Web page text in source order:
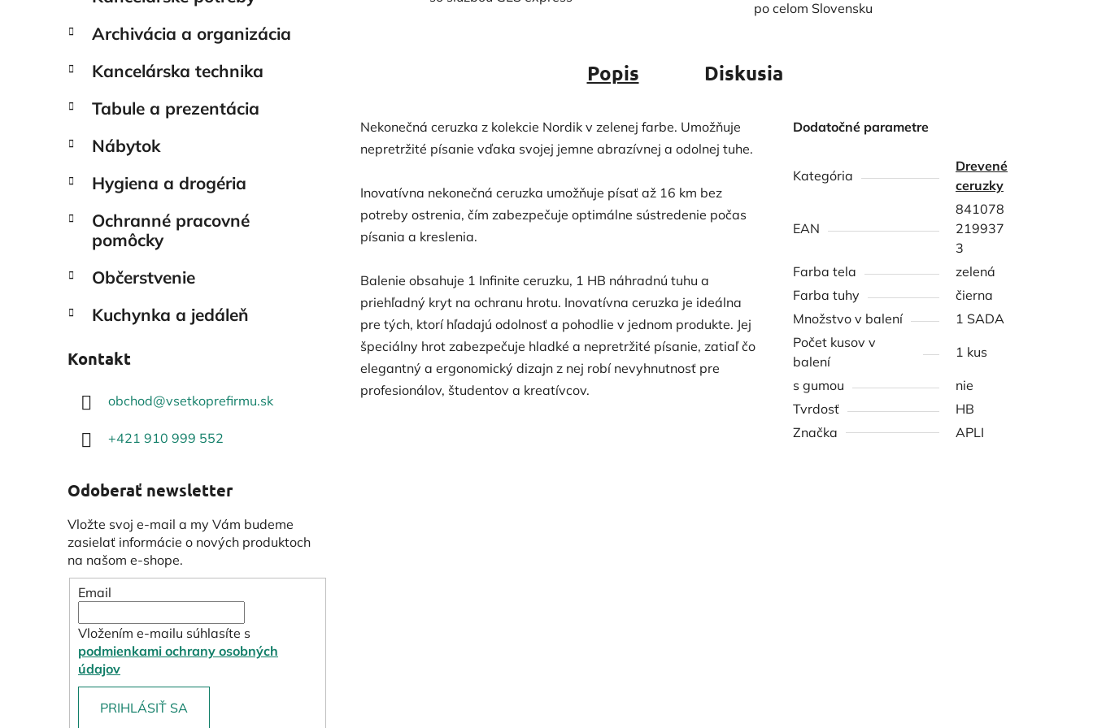
Archivácia a organizácia
Kancelárska technika
Tabule a prezentácia
Nábytok
Hygiena a drogéria
Ochranné pracovné
pomôcky
Občerstvenie
Kuchynka a jedáleň
Kontakt
obchod@vsetkoprefirmu.sk
+421 910 999 552
Odoberať newsletter
Vložte svoj e-mail a my Vám budeme
zasielať informácie o nových produktoch
na našom e-shope.
Email
Vložením e-mailu súhlasíte s
podmienkami ochrany osobných
údajov
PRIHLÁSIŤ SA
po celom Slovensku
Popis Diskusia
Nekonečná ceruzka z kolekcie Nordik v zelenej farbe. Umožňuje
nepretržité písanie vďaka svojej jemne abrazívnej a odolnej tuhe.
Inovatívna nekonečná ceruzka umožňuje písať až 16 km bez
potreby ostrenia, čím zabezpečuje optimálne sústredenie počas
písania a kreslenia.
Balenie obsahuje 1 Infinite ceruzku, 1 HB náhradnú tuhu a
priehľadný kryt na ochranu hrotu. Inovatívna ceruzka je ideálna
pre tých, ktorí hľadajú odolnosť a pohodlie v jednom produkte. Jej
špeciálny hrot zabezpečuje hladké a nepretržité písanie, zatiaľ čo
elegantný a ergonomický dizajn z nej robí nevyhnutnosť pre
profesionálov, študentov a kreatívcov.
Dodatočné parametre
Kategória
Drevené
ceruzky
EAN
841078
219937
3
Farba tela
zelená
Farba tuhy
čierna
Množstvo v balení
1 SADA
Počet kusov v
balení
1 kus
s gumou
nie
Tvrdosť
HB
Značka
APLI